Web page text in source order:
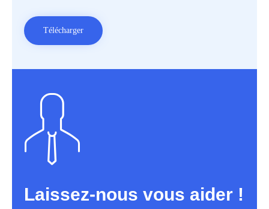
Télécharger
Laissez-nous vous aider !